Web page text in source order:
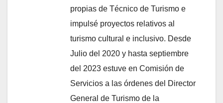
propias de Técnico de Turismo e
impulsé proyectos relativos al
turismo cultural e inclusivo. Desde
Julio del 2020 y hasta septiembre
del 2023 estuve en Comisión de
Servicios a las órdenes del Director
General de Turismo de la